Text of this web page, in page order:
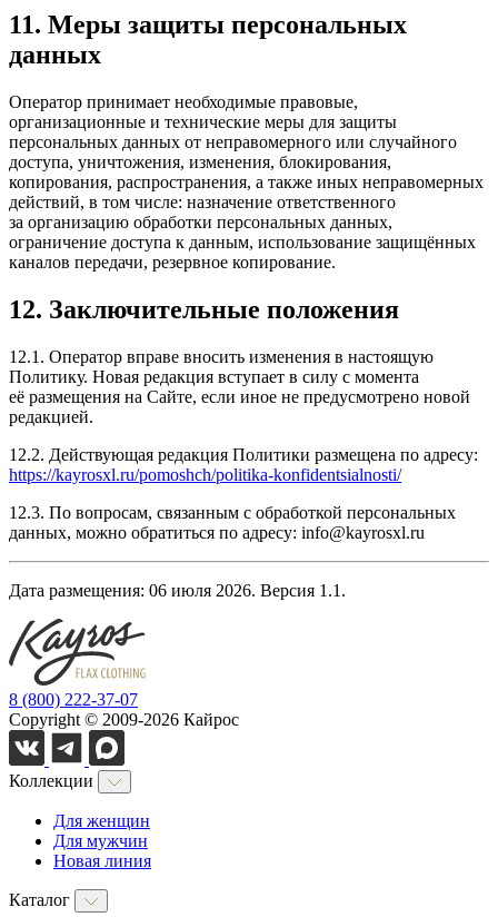
11. Меры защиты персональных
данных
Оператор принимает необходимые правовые,
организационные и технические меры для защиты
персональных данных от неправомерного или случайного
доступа, уничтожения, изменения, блокирования,
копирования, распространения, а также иных неправомерных
действий, в том числе: назначение ответственного
за организацию обработки персональных данных,
ограничение доступа к данным, использование защищённых
каналов передачи, резервное копирование.
12. Заключительные положения
12.1. Оператор вправе вносить изменения в настоящую
Политику. Новая редакция вступает в силу с момента
её размещения на Сайте, если иное не предусмотрено новой
редакцией.
12.2. Действующая редакция Политики размещена по адресу:
https://kayrosxl.ru/pomoshch/politika-konfidentsialnosti/
12.3. По вопросам, связанным с обработкой персональных
данных, можно обратиться по адресу: info@kayrosxl.ru
Дата размещения: 06 июля 2026. Версия 1.1.
8 (800) 222-37-07
Copyright © 2009-2026 Кайрос
Коллекции
Для женщин
Для мужчин
Новая линия
Каталог